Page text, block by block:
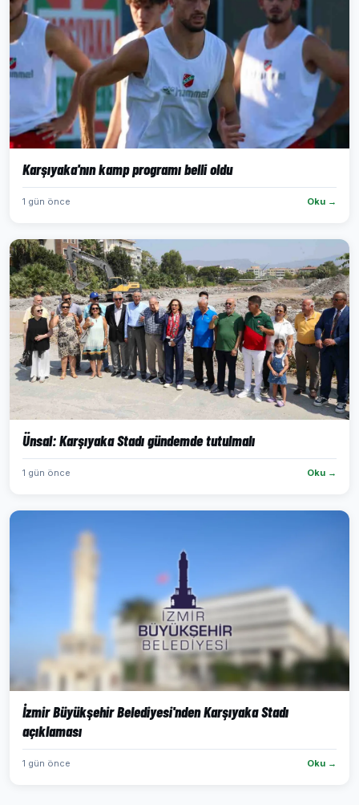
Karşıyaka'nın kamp programı belli oldu
1 gün önce Oku →
Ünsal: Karşıyaka Stadı gündemde tutulmalı
1 gün önce Oku →
İzmir Büyükşehir Belediyesi'nden Karşıyaka Stadı
açıklaması
1 gün önce Oku →